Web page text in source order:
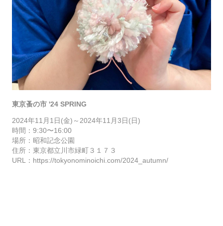
東京蚤の市 '24 SPRING
2024年11月1日(金)～2024年11月3日(日)
時間：9:30〜16:00
場所：昭和記念公園
住所：東京都立川市緑町３１７３
URL： https://tokyonominoichi.com/2024_autumn/